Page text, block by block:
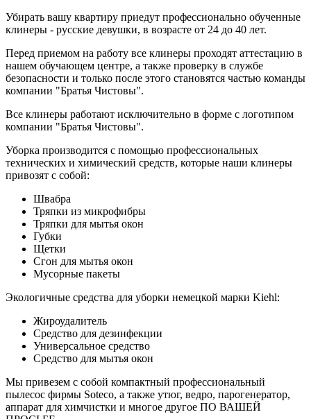
Убирать вашу квартиру приедут профессионально обученные
клинеры - русские девушки, в возрасте от 24 до 40 лет.
Перед приемом на работу все клинеры проходят аттестацию в
нашем обучающем центре, а также проверку в службе
безопасности и только после этого становятся частью команды
компании "Братья Чистовы".
Все клинеры работают исключительно в форме с логотипом
компании "Братья Чистовы".
Уборка производится с помощью профессиональных
технических и химический средств, которые наши клинеры
привозят с собой:
Швабра
Тряпки из микрофибры
Тряпки для мытья окон
Губки
Щетки
Сгон для мытья окон
Мусорные пакеты
Экологичные средства для уборки немецкой марки Kiehl:
Жироудалитель
Средство для дезинфекции
Универсальное средство
Средство для мытья окон
Мы привезем с собой компактный профессиональный
пылесос фирмы Soteco, а также утюг, ведро, парогенератор,
аппарат для химчистки и многое другое ПО ВАШЕЙ